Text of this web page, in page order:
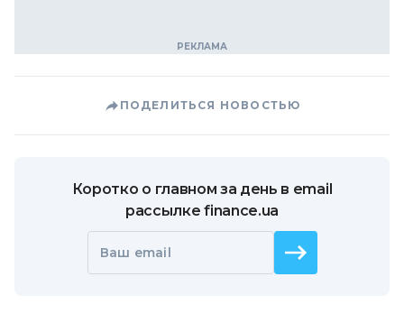
ПОДЕЛИТЬСЯ НОВОСТЬЮ
Коротко о главном за день в email
рассылке finance.ua
Ваш email